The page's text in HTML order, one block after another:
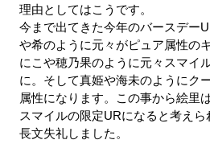
理由としてはこうです。
今まで出てきた今年のバースデー
や希のように元々がピュア属性の
にこや穂乃果のように元々スマイ
に。そして真姫や海未のようにク
属性になります。この事から絵里
スマイルの限定URになると考えら
長文失礼しました。